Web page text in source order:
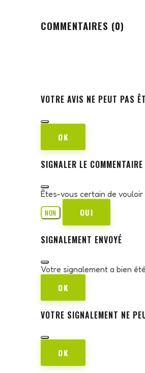
COMMENTAIRES (0)
VOTRE AVIS NE PEUT PAS
OK
SIGNALER LE COMMENTAIRE
Êtes-vous certain de
NON
OUI
SIGNALEMENT ENVOYÉ
Votre signalement a bien
OK
VOTRE SIGNALEMENT NE
OK